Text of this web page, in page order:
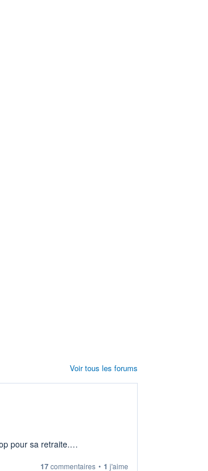
pour sa retraite.
17commentaires • 1 j'aime
Voir tous les forums